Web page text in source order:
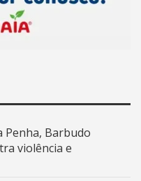
Penha, Barbudo
violência e